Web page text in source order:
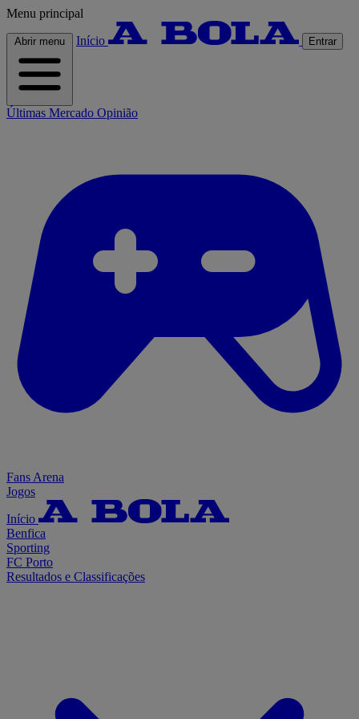
Menu principal
Abrir menu Início Entrar
Últimas Mercado Opinião
Fans Arena
Jogos
Início
Benfica
Sporting
FC Porto
Resultados e Classificações